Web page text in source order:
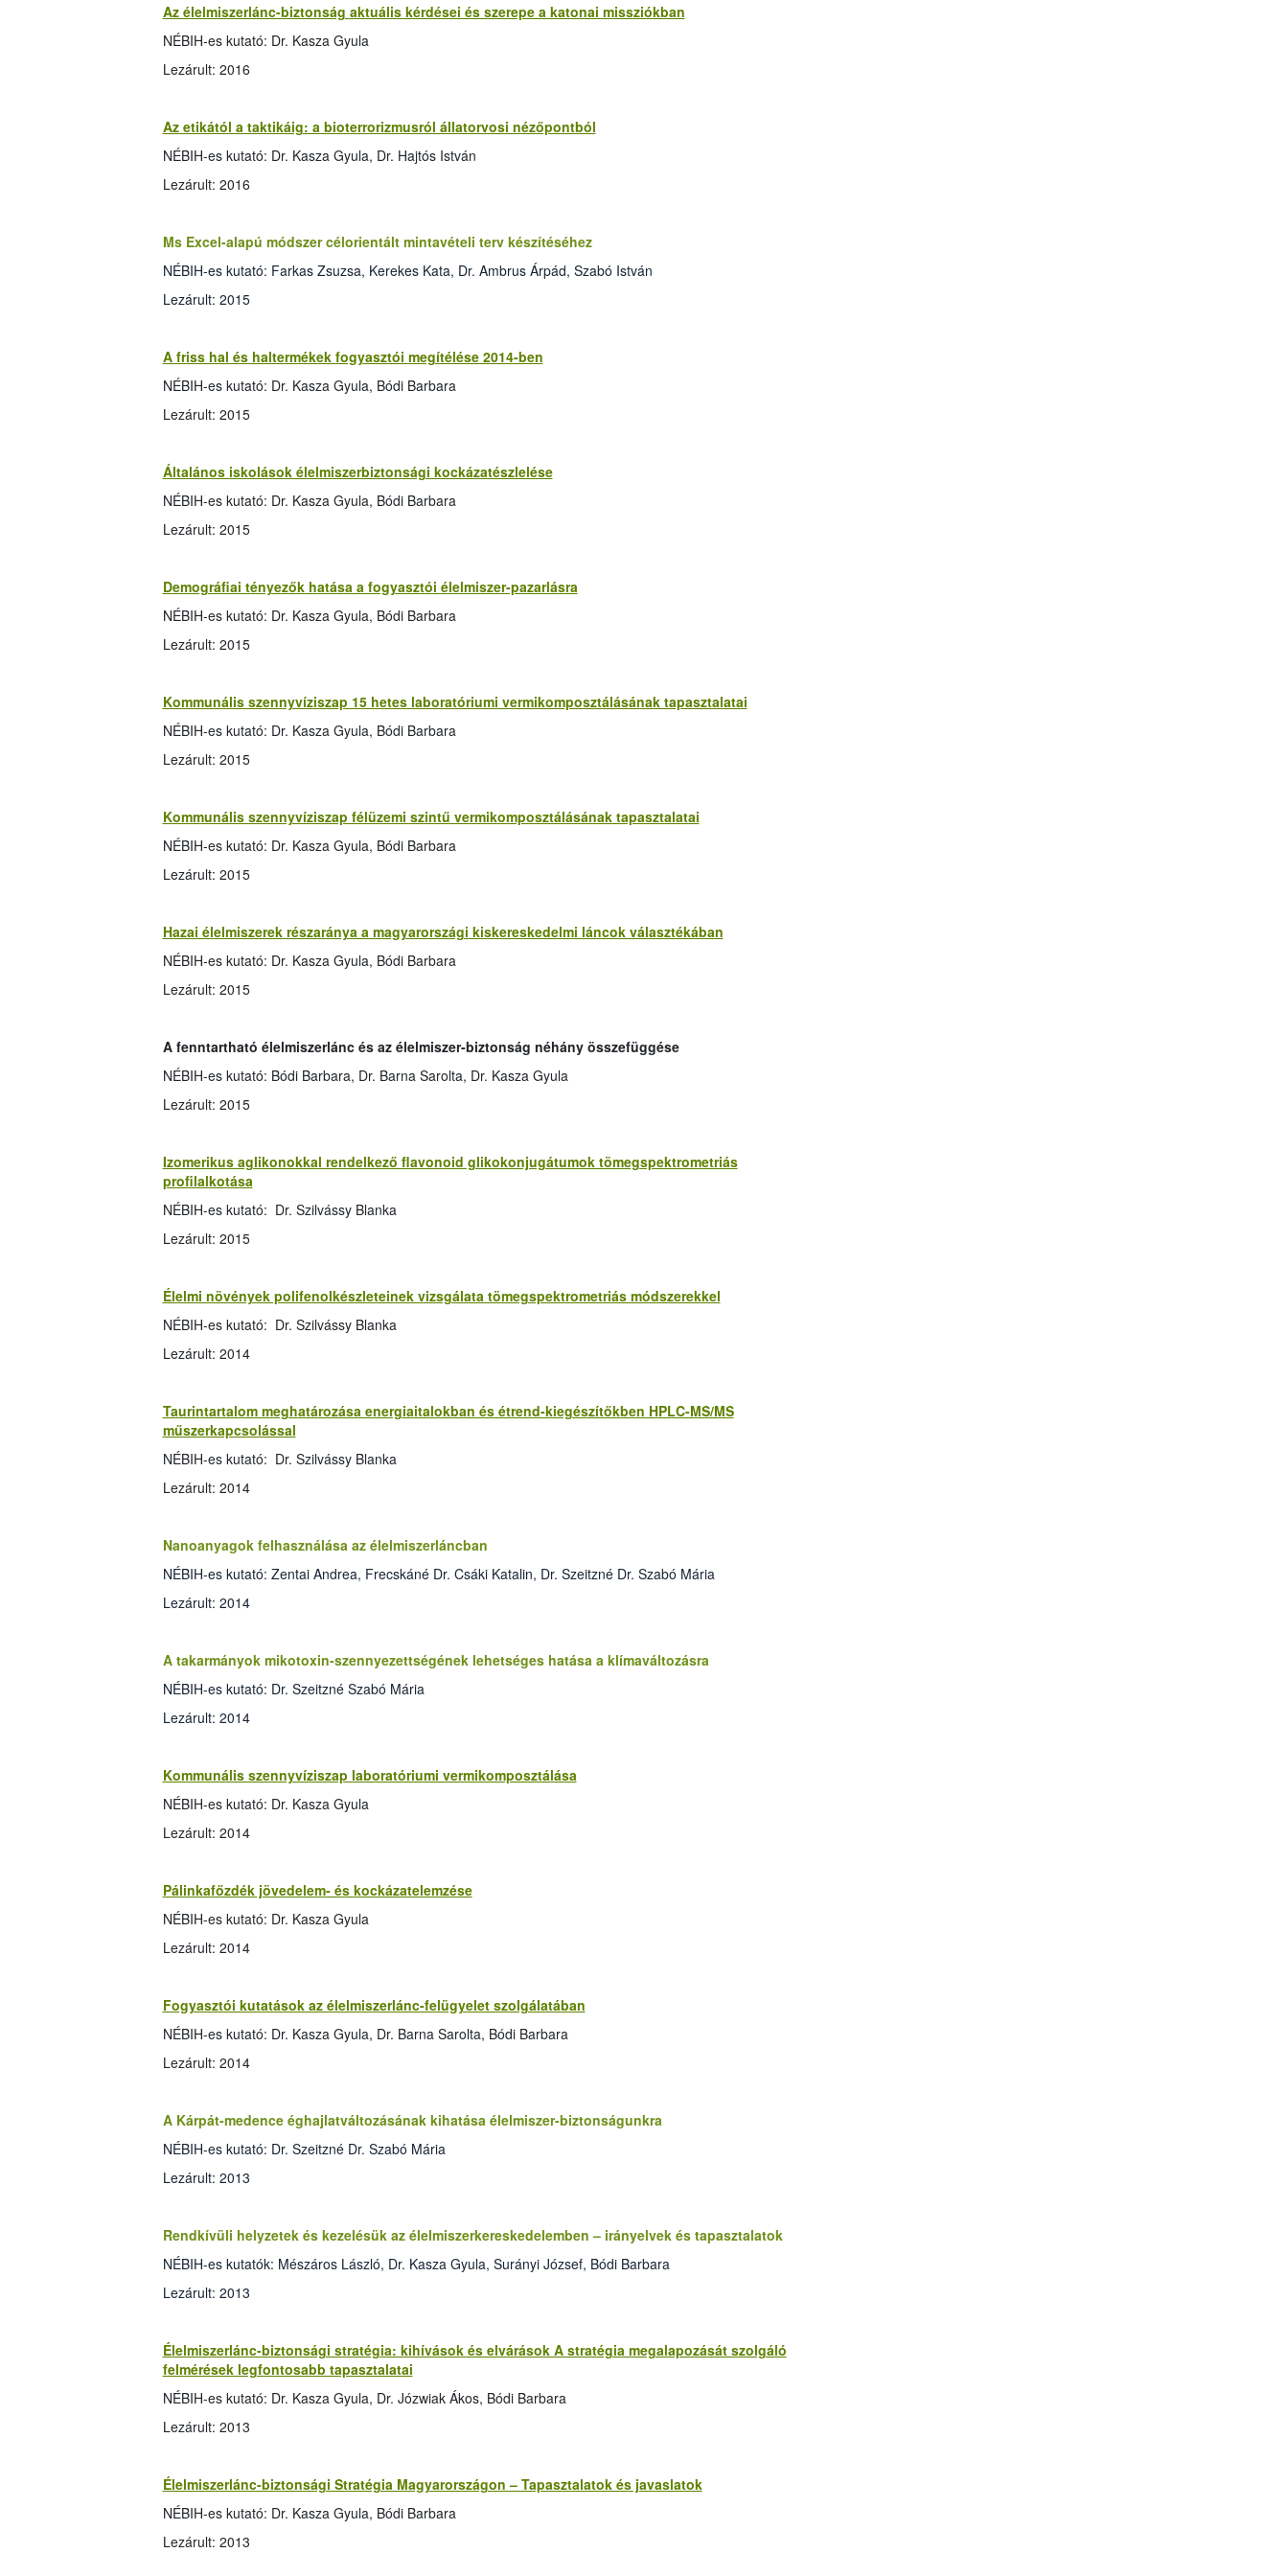
Az élelmiszerlánc-biztonság aktuális kérdései és szerepe a katonai missziókban
NÉBIH-es kutató: Dr. Kasza Gyula
Lezárult: 2016
Az etikától a taktikáig: a bioterrorizmusról állatorvosi nézőpontból
NÉBIH-es kutató: Dr. Kasza Gyula, Dr. Hajtós István
Lezárult: 2016
Ms Excel-alapú módszer célorientált mintavételi terv készítéséhez
NÉBIH-es kutató: Farkas Zsuzsa, Kerekes Kata, Dr. Ambrus Árpád, Szabó István
Lezárult: 2015
A friss hal és haltermékek fogyasztói megítélése 2014-ben
NÉBIH-es kutató: Dr. Kasza Gyula, Bódi Barbara
Lezárult: 2015
Általános iskolások élelmiszerbiztonsági kockázatészlelése
NÉBIH-es kutató: Dr. Kasza Gyula, Bódi Barbara
Lezárult: 2015
Demográfiai tényezők hatása a fogyasztói élelmiszer-pazarlásra
NÉBIH-es kutató: Dr. Kasza Gyula, Bódi Barbara
Lezárult: 2015
Kommunális szennyvíziszap 15 hetes laboratóriumi vermikomposztálásának tapasztalatai
NÉBIH-es kutató: Dr. Kasza Gyula, Bódi Barbara
Lezárult: 2015
Kommunális szennyvíziszap félüzemi szintű vermikomposztálásának tapasztalatai
NÉBIH-es kutató: Dr. Kasza Gyula, Bódi Barbara
Lezárult: 2015
Hazai élelmiszerek részaránya a magyarországi kiskereskedelmi láncok választékában
NÉBIH-es kutató: Dr. Kasza Gyula, Bódi Barbara
Lezárult: 2015
A fenntartható élelmiszerlánc és az élelmiszer-biztonság néhány összefüggése
NÉBIH-es kutató: Bódi Barbara, Dr. Barna Sarolta, Dr. Kasza Gyula
Lezárult: 2015
Izomerikus aglikonokkal rendelkező flavonoid glikokonjugátumok tömegspektrometriás
profilalkotása
NÉBIH-es kutató: Dr. Szilvássy Blanka
Lezárult: 2015
Élelmi növények polifenolkészleteinek vizsgálata tömegspektrometriás módszerekkel
NÉBIH-es kutató: Dr. Szilvássy Blanka
Lezárult: 2014
Taurintartalom meghatározása energiaitalokban és étrend-kiegészítőkben HPLC-MS/MS
műszerkapcsolással
NÉBIH-es kutató: Dr. Szilvássy Blanka
Lezárult: 2014
Nanoanyagok felhasználása az élelmiszerláncban
NÉBIH-es kutató: Zentai Andrea, Frecskáné Dr. Csáki Katalin, Dr. Szeitzné Dr. Szabó Mária
Lezárult: 2014
A takarmányok mikotoxin-szennyezettségének lehetséges hatása a klímaváltozásra
NÉBIH-es kutató: Dr. Szeitzné Szabó Mária
Lezárult: 2014
Kommunális szennyvíziszap laboratóriumi vermikomposztálása
NÉBIH-es kutató: Dr. Kasza Gyula
Lezárult: 2014
Pálinkafőzdék jövedelem- és kockázatelemzése
NÉBIH-es kutató: Dr. Kasza Gyula
Lezárult: 2014
Fogyasztói kutatások az élelmiszerlánc-felügyelet szolgálatában
NÉBIH-es kutató: Dr. Kasza Gyula, Dr. Barna Sarolta, Bódi Barbara
Lezárult: 2014
A Kárpát-medence éghajlatváltozásának kihatása élelmiszer-biztonságunkra
NÉBIH-es kutató: Dr. Szeitzné Dr. Szabó Mária
Lezárult: 2013
Rendkívüli helyzetek és kezelésük az élelmiszerkereskedelemben – irányelvek és tapasztalatok
NÉBIH-es kutatók: Mészáros László, Dr. Kasza Gyula, Surányi József, Bódi Barbara
Lezárult: 2013
Élelmiszerlánc-biztonsági stratégia: kihívások és elvárások A stratégia megalapozását szolgáló
felmérések legfontosabb tapasztalatai
NÉBIH-es kutató: Dr. Kasza Gyula, Dr. Józwiak Ákos, Bódi Barbara
Lezárult: 2013
Élelmiszerlánc-biztonsági Stratégia Magyarországon – Tapasztalatok és javaslatok
NÉBIH-es kutató: Dr. Kasza Gyula, Bódi Barbara
Lezárult: 2013